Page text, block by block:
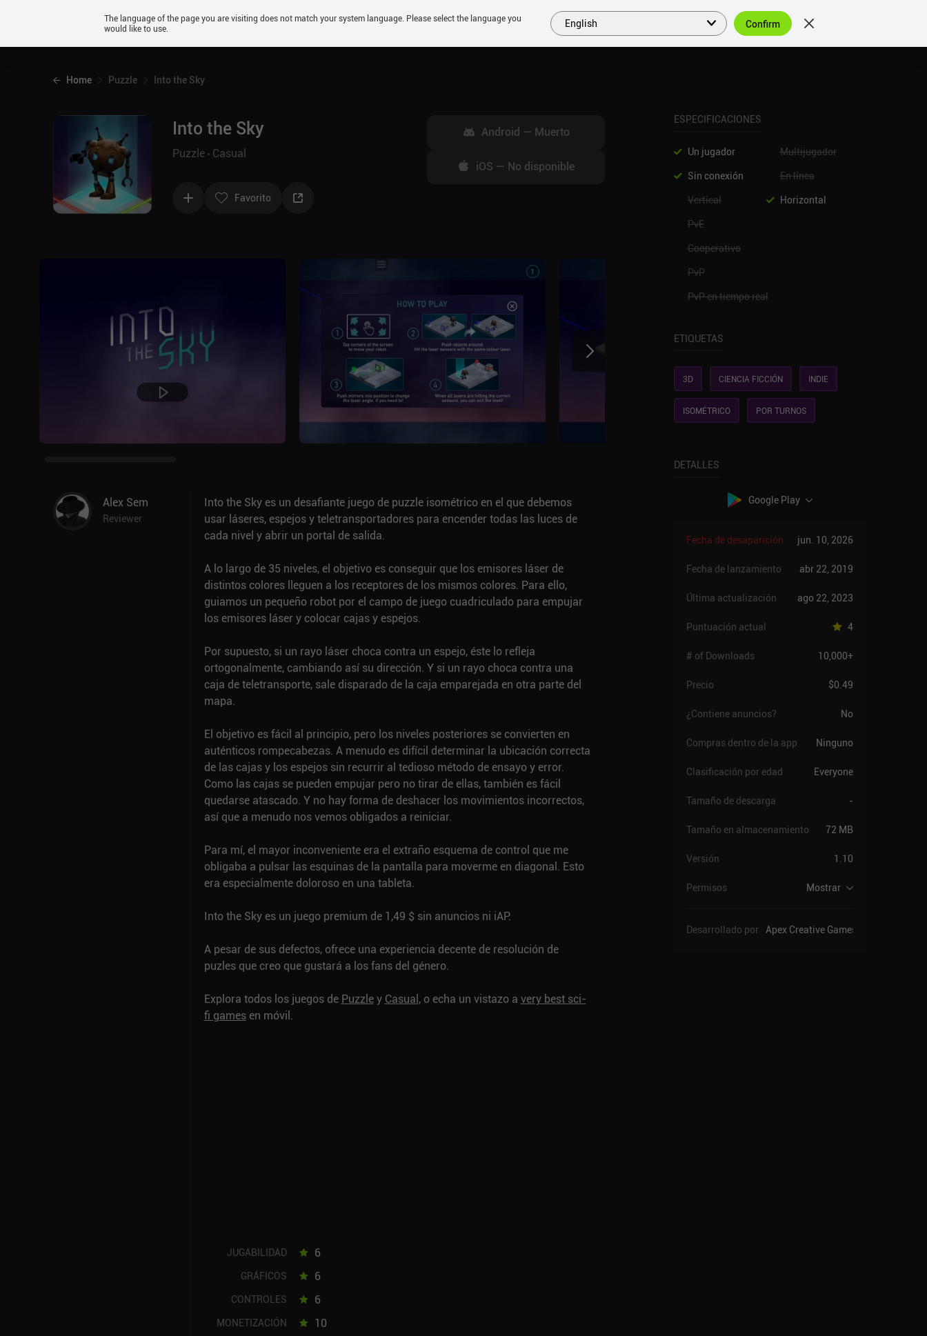
Android
PRÓXIMOS SIMILARES COLECCIONES TOP ES
Home Puzzle Into the Sky
Into the Sky
Puzzle Casual
Favorito
Android — Muerto
iOS — No disponible
Alex Sem
Reviewer
Into the Sky es un desafiante juego de puzzle isométrico en el que debemos
usar láseres, espejos y teletransportadores para encender todas las luces de
cada nivel y abrir un portal de salida.
A lo largo de 35 niveles, el objetivo es conseguir que los emisores láser de
distintos colores lleguen a los receptores de los mismos colores. Para ello,
guiamos un pequeño robot por el campo de juego cuadriculado para empujar
los emisores láser y colocar cajas y espejos.
Por supuesto, si un rayo láser choca contra un espejo, éste lo refleja
ortogonalmente, cambiando así su dirección. Y si un rayo choca contra una
caja de teletransporte, sale disparado de la caja emparejada en otra parte del
mapa.
El objetivo es fácil al principio, pero los niveles posteriores se convierten en
auténticos rompecabezas. A menudo es difícil determinar la ubicación correcta
de las cajas y los espejos sin recurrir al tedioso método de ensayo y error.
Como las cajas se pueden empujar pero no tirar de ellas, también es fácil
quedarse atascado. Y no hay forma de deshacer los movimientos incorrectos,
así que a menudo nos vemos obligados a reiniciar.
Para mí, el mayor inconveniente era el extraño esquema de control que me
obligaba a pulsar las esquinas de la pantalla para moverme en diagonal. Esto
era especialmente doloroso en una tableta.
Into the Sky es un juego premium de 1,49 $ sin anuncios ni iAP.
A pesar de sus defectos, ofrece una experiencia decente de resolución de
puzles que creo que gustará a los fans del género.
Explora todos los juegos de Puzzley Casual, o echa un vistazo a very best sci-
fi gamesen móvil.
JUGABILIDAD 6
GRÁFICOS 6
CONTROLES 6
MONETIZACIÓN 10
ESPECIFICACIONES
Un jugador
Multijugador
Sin conexión
En línea
Vertical
Horizontal
PvE
Cooperativo
PvP
PvP en tiempo real
ETIQUETAS
3D CIENCIA FICCIÓN INDIE
ISOMÉTRICO POR TURNOS
DETALLES
Google Play
Fecha de desaparición jun. 10, 2026
Fecha de lanzamiento abr 22, 2019
Última actualización ago 22, 2023
Puntuación actual 4
# of Downloads 10,000+
Precio $0.49
¿Contiene anuncios? No
Compras dentro de la app Ninguno
Clasificación por edad Everyone
Tamaño de descarga -
Tamaño en almacenamiento 72 MB
Versión 1.10
Permisos Mostrar
Desarrollado por Apex Creative Games
The language of the page you are visiting does not match your system language. Please select the language you
would like to use.
English Confirm